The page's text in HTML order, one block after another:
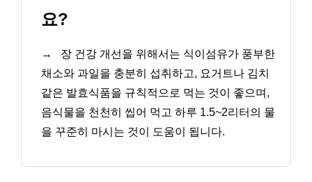
요?
→
장 건강 개선을 위해서는 식이섬유가 풍부한
채소와 과일을 충분히 섭취하고, 요거트나 김치
같은 발효식품을 규칙적으로 먹는 것이 좋으며,
음식물을 천천히 씹어 먹고 하루 1.5~2리터의 물
을 꾸준히 마시는 것이 도움이 됩니다.